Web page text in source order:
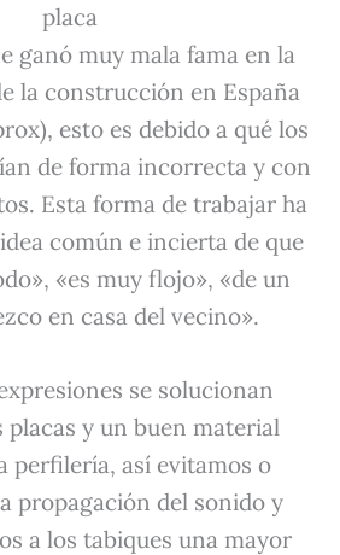
placa
ganó muy mala fama en la
la construcción en España
esto es debido a qué los
de forma incorrecta y con
Esta forma de trabajar ha
común e incierta de que
«es muy flojo», «de un
en casa del vecino».
se solucionan
placas y un buen material
perfilería, así evitamos o
propagación del sonido y
a los tabiques una mayor